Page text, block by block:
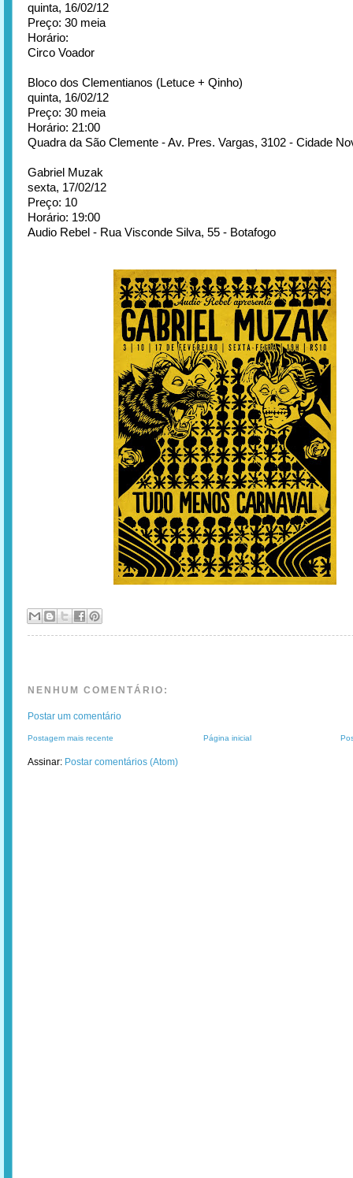
quinta, 16/02/12
Preço: 30 meia
Horário:
Circo Voador
Bloco dos Clementianos (Letuce + Qinho)
quinta, 16/02/12
Preço: 30 meia
Horário: 21:00
Quadra da São Clemente - Av. Pres. Vargas, 3102 - Cidade
Gabriel Muzak
sexta, 17/02/12
Preço: 10
Horário: 19:00
Audio Rebel - Rua Visconde Silva, 55 - Botafogo
NENHUM COMENTÁRIO:
Postar um comentário
Postagem mais recente Página inicial
Assinar: Postar comentários (Atom)